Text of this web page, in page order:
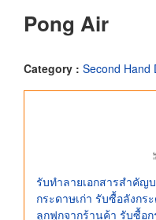
Pong Air
Category : Second Hand
รับทำลายเอกสารสำคัญ
กระดาษเก่า รับซื้อลังกร
ลูกฟูกจากร้านค้า รับซื้อ